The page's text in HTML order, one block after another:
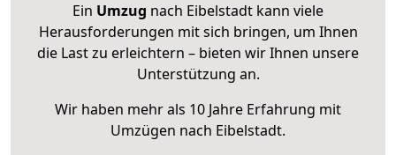
Ein Umzug nach Eibelstadt kann viele
Herausforderungen mit sich bringen, um Ihnen
die Last zu erleichtern – bieten wir Ihnen unsere
Unterstützung an.
Wir haben mehr als 10 Jahre Erfahrung mit
Umzügen nach Eibelstadt.